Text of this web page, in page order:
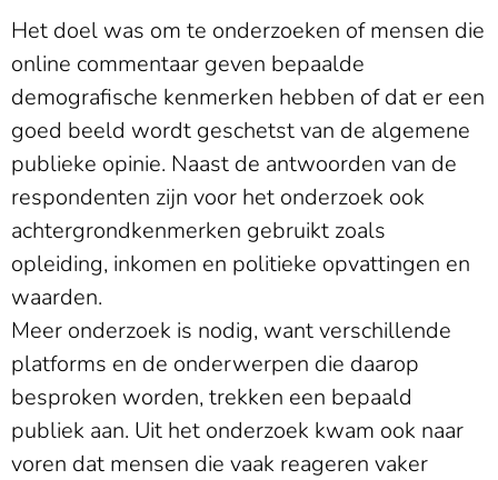
Het doel was om te onderzoeken of mensen die
online commentaar geven bepaalde
demografische kenmerken hebben of dat er een
goed beeld wordt geschetst van de algemene
publieke opinie. Naast de antwoorden van de
respondenten zijn voor het onderzoek ook
achtergrondkenmerken gebruikt zoals
opleiding, inkomen en politieke opvattingen en
waarden.
Meer onderzoek is nodig, want verschillende
platforms en de onderwerpen die daarop
besproken worden, trekken een bepaald
publiek aan. Uit het onderzoek kwam ook naar
voren dat mensen die vaak reageren vaker